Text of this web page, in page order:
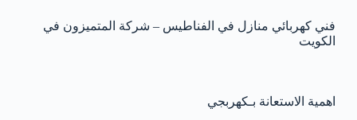
فني كهربائي منازل في الفناطيس – شركة المتميزون في
الكويت
اهمية الاستعانة بـكهربجي